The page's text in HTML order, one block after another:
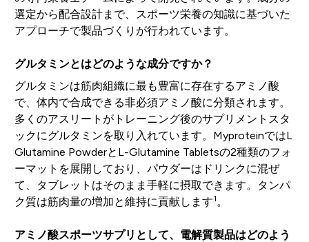
選定から配合設計まで、スポーツ栄養の知識に基づいた
アプローチで製品づくりが行われています。
グルタミンとはどのような成分ですか？
グルタミンは筋肉組織に最も豊富に存在するアミノ酸
で、体内で合成できる非必須アミノ酸に分類されます。
多くのアスリートがトレーニング後のサプリメントスタ
ックにグルタミンを取り入れています。MyproteinではL
Glutamine PowderとL-Glutamine Tabletsの2種類のフォ
ーマットを展開しており、パウダーはドリンクに混ぜ
て、タブレットはそのまま手軽に摂取できます。タンパ
ク質は筋肉量の増加と維持に貢献します1。
アミノ酸スポーツサプリとして、電解質製品はどのよう